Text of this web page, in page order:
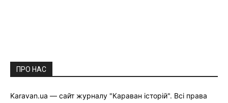
ПРО НАС
Karavan.ua — сайт журналу "Караван історій". Всі права